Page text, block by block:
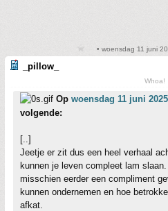
• woensdag 11 juni
_pillow_
Whoa!
Op woensdag 11 juni
volgende:
[..]
Jeetje er zit dus een heel verhaal
kunnen je leven compleet lam
misschien eerder een compliment
kunnen ondernemen en hoe
afkat.